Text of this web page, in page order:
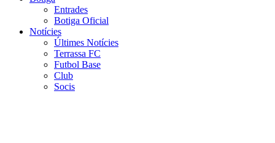
Entrades
Botiga Oficial
Notícies
Últimes Notícies
Terrassa FC
Futbol Base
Club
Socis